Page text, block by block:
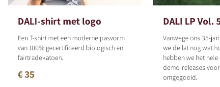
DALI-shirt met logo
Een T-shirt met een moderne pasvorm
van 100% gecertificeerd biologisch en
fairtradekatoen.
€ 35
DALI LP Vol.
Vanwege ons 35-
we de lat nog wat
hebben we het
demo-releases
omgegooid.